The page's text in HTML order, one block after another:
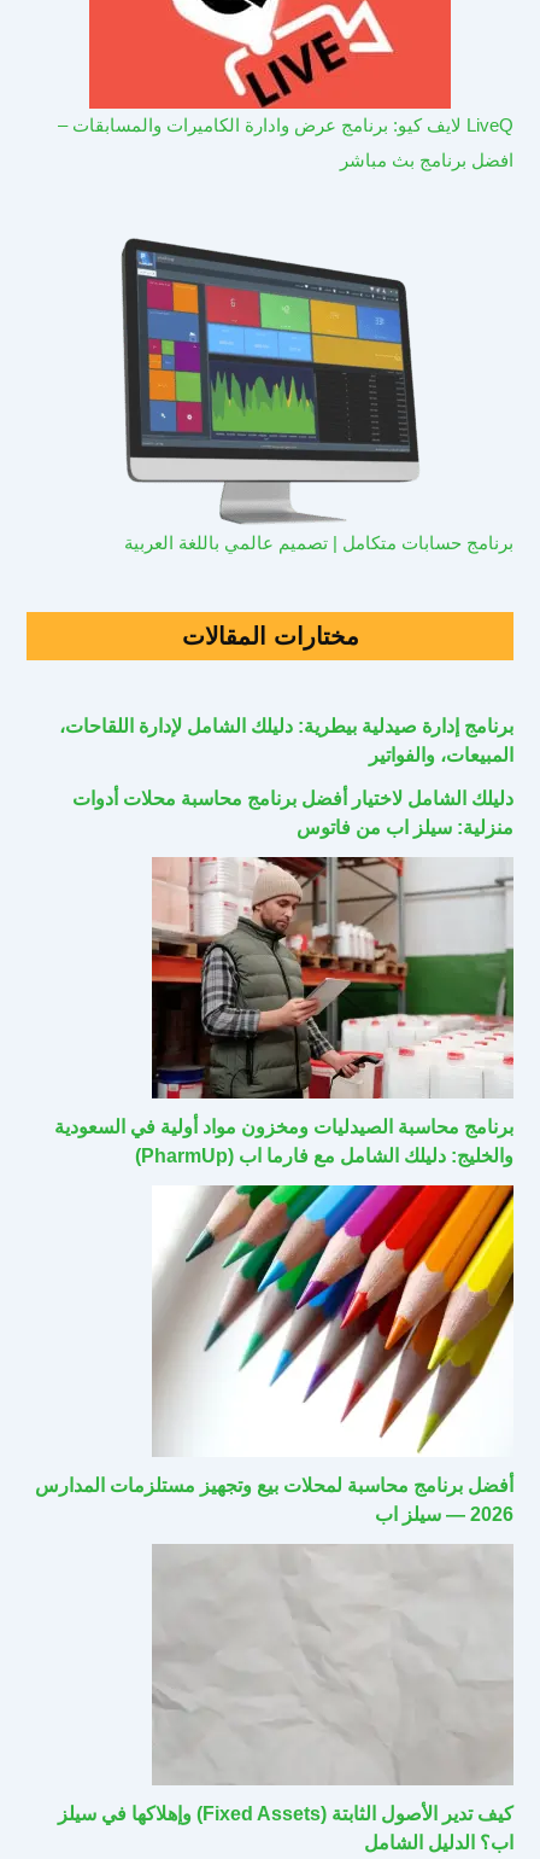
LiveQ لايف كيو: برنامج عرض وادارة الكاميرات والمسابقات –
افضل برنامج بث مباشر
برنامج حسابات متكامل | تصميم عالمي باللغة العربية
مختارات المقالات
برنامج إدارة صيدلية بيطرية: دليلك الشامل لإدارة اللقاحات،
المبيعات، والفواتير
دليلك الشامل لاختيار أفضل برنامج محاسبة محلات أدوات
منزلية: سيلز اب من فاتوس
برنامج محاسبة الصيدليات ومخزون مواد أولية في السعودية
والخليج: دليلك الشامل مع فارما اب (PharmUp)
أفضل برنامج محاسبة لمحلات بيع وتجهيز مستلزمات المدارس
2026 — سيلز اب
كيف تدير الأصول الثابتة (Fixed Assets) وإهلاكها في سيلز
اب؟ الدليل الشامل